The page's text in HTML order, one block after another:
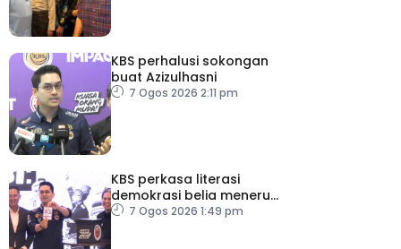
KBS perhalusi sokongan
buat Azizulhasni
7 Ogos 2026 2:11 pm
KBS perkasa literasi
demokrasi belia menerusi
Bulan Rakan Demokrasi
7 Ogos 2026 1:49 pm